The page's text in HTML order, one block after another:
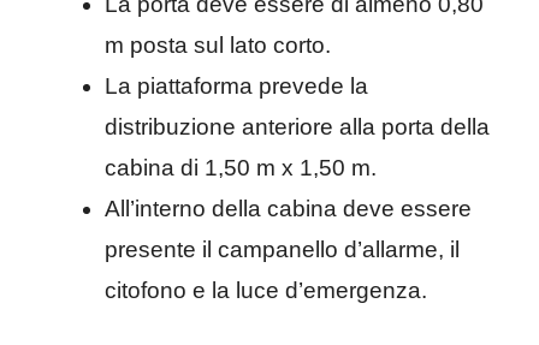
m posta sul lato corto.
La piattaforma prevede la
distribuzione anteriore alla porta della
cabina di 1,50 m x 1,50 m.
All’interno della cabina deve essere
presente il campanello d’allarme, il
citofono e la luce d’emergenza.